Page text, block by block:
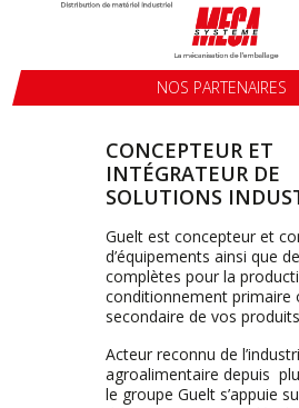
NOS PARTENAIRES
CONCEPTEUR ET
INTÉGRATEUR DE
SOLUTIONS
Guelt est concepteur et
d’équipements ainsi que
complètes pour la
conditionnement primaire
secondaire de vos
Acteur reconnu de
agroalimentaire depuis
le groupe Guelt s’appuie